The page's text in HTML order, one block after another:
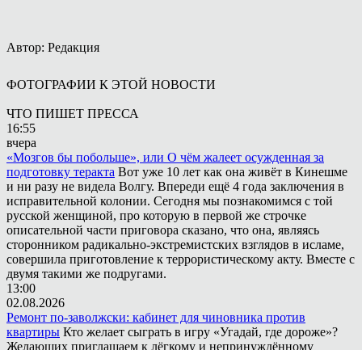
Автор: Редакция
ФОТОГРАФИИ К ЭТОЙ НОВОСТИ
ЧТО ПИШЕТ ПРЕССА
16:55
вчера
«Мозгов бы побольше», или О чём жалеет осужденная за
подготовку теракта Вот уже 10 лет как она живёт в Кинешме
и ни разу не видела Волгу. Впереди ещё 4 года заключения в
исправительной колонии. Сегодня мы познакомимся с той
русской женщиной, про которую в первой же строчке
описательной части приговора сказано, что она, являясь
сторонником радикально-экстремистских взглядов в исламе,
совершила приготовление к террористическому акту. Вместе с
двумя такими же подругами.
13:00
02.08.2026
Ремонт по-заволжски: кабинет для чиновника против
квартиры Кто желает сыграть в игру «Угадай, где дороже»?
Желающих приглашаем к лёгкому и непринуждённому